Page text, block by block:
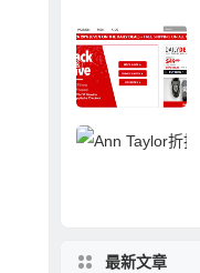
最新文章